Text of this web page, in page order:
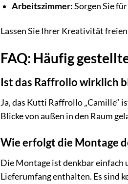
Arbeitszimmer:Sorgen Sie
Lassen Sie Ihrer Kreativität
FAQ: Häufig
Ist das Raffrollo wirklich
Ja, das Kutti Raffrollo „Camille“
Blicke von außen in den Raum
Wie erfolgt die Montage
Die Montage ist denkbar einfach
Lieferumfang enthalten. Es sind